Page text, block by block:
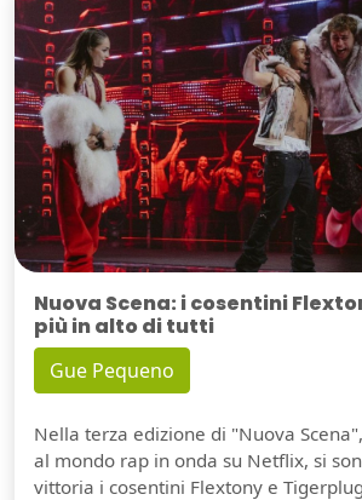
Nuova Scena: i cosentini
più in alto di tutti
Gue Pequeno
Nella terza edizione di "Nuova
al mondo rap in onda su Netflix, si
vittoria i cosentini Flextony e